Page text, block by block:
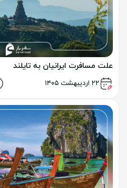
خواندن مطلب
علت مسافرت ایرانیان به تایلند
۲۲ اردیبهشت ۱۴۰۵